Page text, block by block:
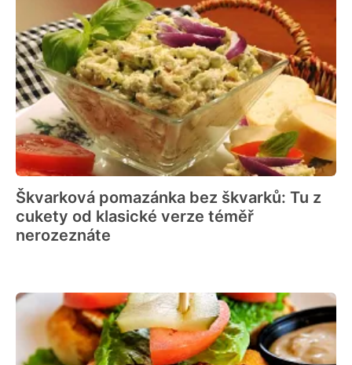
Škvarková pomazánka bez škvarků: Tu z
cukety od klasické verze téměř
nerozeznáte